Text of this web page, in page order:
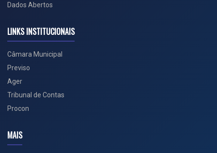
Dados Abertos
LINKS INSTITUCIONAIS
Câmara Municipal
Previso
Ager
Tribunal de Contas
Procon
MAIS